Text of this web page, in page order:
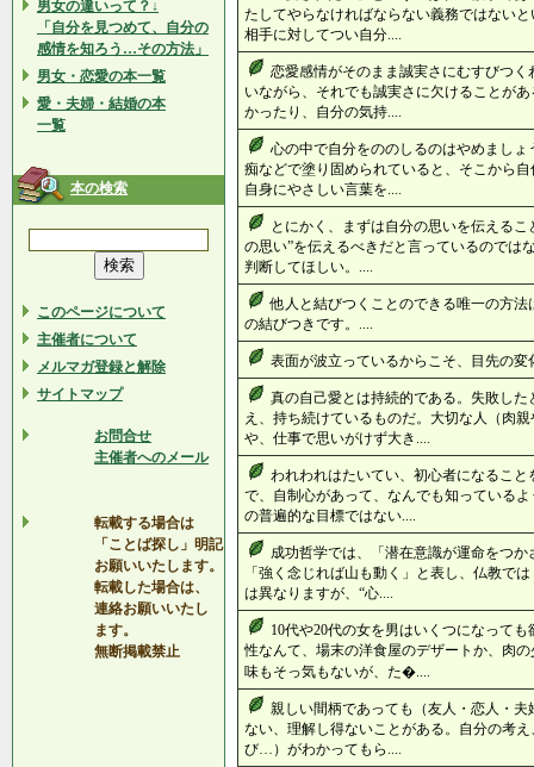
男女の違いって？↓
「自分を見つめて、自分の
感情を知ろう…その方法」
男女・恋愛の本一覧
愛・夫婦・結婚の本
一覧
本の検索
このページについて
主催者について
メルマガ登録と解除
サイトマップ
お問合せ
主催者へのメール
転載する場合は
「ことば探し」明記
お願いいたします。
転載した場合は、
連絡お願いいたし
ます。
無断掲載禁止
たしてやらなければならない義務ではない
相手に対してつい自分....
恋愛感情がそのまま誠実さにむすびつ
いながら、それでも誠実さに欠けることが
かったり、自分の気持....
心の中で自分をののしるのはやめまし
痴などで塗り固められていると、そこから
自身にやさしい言葉を....
とにかく、まずは自分の思いを伝える
の思い”を伝えるべきだと言っているのでは
判断してほしい。....
他人と結びつくことのできる唯一の方
の結びつきです。....
表面が波立っているからこそ、目先の
真の自己愛とは持続的である。失敗し
え、持ち続けているものだ。大切な人（肉
や、仕事で思いがけず大き....
われわれはたいてい、初心者になるこ
で、自制心があって、なんでも知っている
の普遍的な目標ではない....
成功哲学では、「潜在意識が運命をつ
「強く念じれば山も動く」と表し、仏教で
は異なりますが、“心....
10代や20代の女を男はいくつになって
性なんて、場末の洋食屋のデザートか、肉
味もそっ気もないが、た�....
親しい間柄であっても（友人・恋人・
ない、理解し得ないことがある。自分の考
び…）がわかってもら....